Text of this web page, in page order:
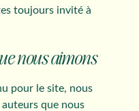
toujours invité à
nous aimons
pour le site, nous
que nous